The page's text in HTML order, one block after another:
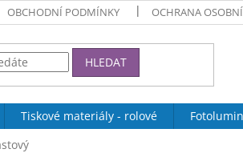
OBCHODNÍ PODMÍNKY OCHRANA
HLEDAT
Tiskové materiály - rolové